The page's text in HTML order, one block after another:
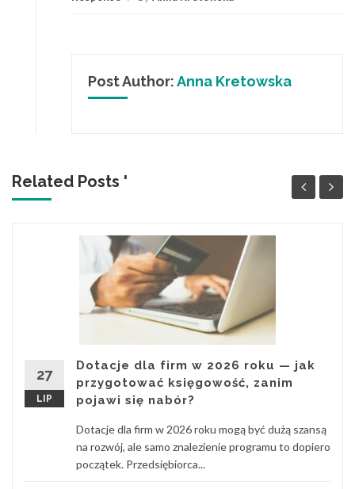
Post Author:Anna Kretowska
Related Posts '
27
LIP
Dotacje dla firm w 2026 roku — jak
przygotować księgowość, zanim
pojawi się nabór?
Dotacje dla firm w 2026 roku mogą być dużą szansą
na rozwój, ale samo znalezienie programu to dopiero
początek. Przedsiębiorca...